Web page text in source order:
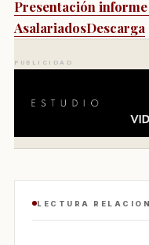
Presentación
AsalariadosDescarga
PUBLICIDAD
LECTURA